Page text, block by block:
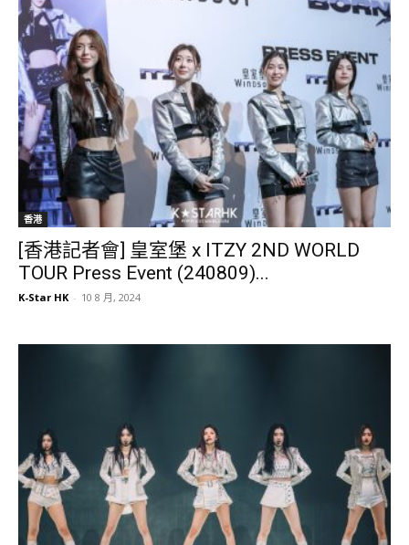
香港
[香港記者會] 皇室堡 x ITZY 2ND WORLD
TOUR Press Event (240809)...
K-Star HK - 10 8 月, 2024